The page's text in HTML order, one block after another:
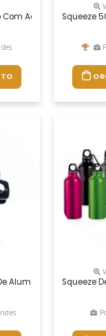
Acabamento Mate
Squeeze
Alumínio Squeeze